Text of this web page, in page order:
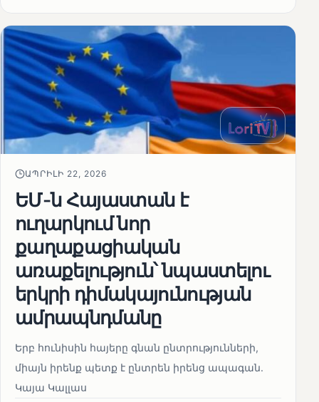
ԱՊՐԻԼԻ 22, 2026
ԵՄ-ն Հայաստան է
ուղարկում նոր
քաղաքացիական
առաքելություն՝ նպաստելու
երկրի դիմակայունության
ամրապնդմանը
Երբ հունիսին հայերը գնան ընտրությունների,
միայն իրենք պետք է ընտրեն իրենց ապագան.
Կայա Կալլաս